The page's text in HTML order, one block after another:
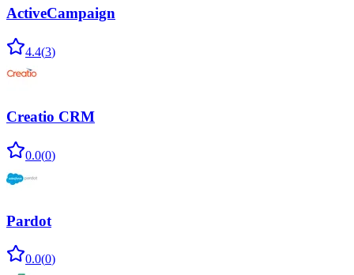
ActiveCampaign
4.4(3)
Creatio CRM
0.0(0)
Pardot
0.0(0)